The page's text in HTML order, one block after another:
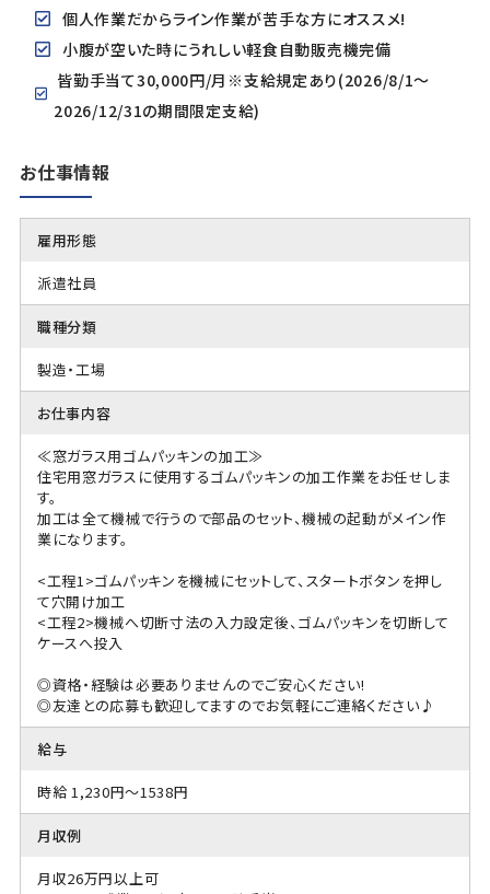
個人作業だからライン作業が苦手な方にオススメ!
小腹が空いた時にうれしい軽食自動販売機完備
皆勤手当て30,000円/月※支給規定あり(2026/8/1～
2026/12/31の期間限定支給)
お仕事情報
雇用形態
派遣社員
職種分類
製造・工場
お仕事内容
≪窓ガラス用ゴムパッキンの加工≫
住宅用窓ガラスに使用するゴムパッキンの加工作業をお任せしま
す。
加工は全て機械で行うので部品のセット、機械の起動がメイン作
業になります。
<工程1>ゴムパッキンを機械にセットして、スタートボタンを押し
て穴開け加工
<工程2>機械へ切断寸法の入力設定後、ゴムパッキンを切断して
ケースへ投入
◎資格・経験は必要ありませんのでご安心ください!
◎友達との応募も歓迎してますのでお気軽にご連絡ください♪
給与
時給 1,230円～1538円
月収例
月収26万円以上可